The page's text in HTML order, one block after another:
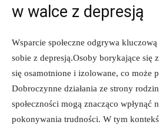
w‍ walce ‍z⁢ depresją
Wsparcie społeczne odgrywa
sobie z‌ depresją.Osoby borykające⁤ się​
się osamotnione‍ i izolowane, co ‌może
Dobroczynne działania ⁤ze⁤ strony
społeczności mogą znacząco wpłynąć
pokonywania trudności. W ‍tym